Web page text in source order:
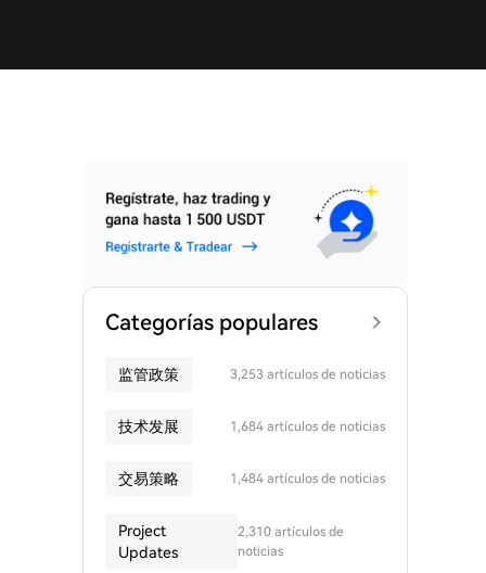
Categorías populares
监管政策 3,253 artículos de noticias
技术发展 1,684 artículos de noticias
交易策略 1,484 artículos de noticias
Project
Updates
2,310 artículos de
noticias